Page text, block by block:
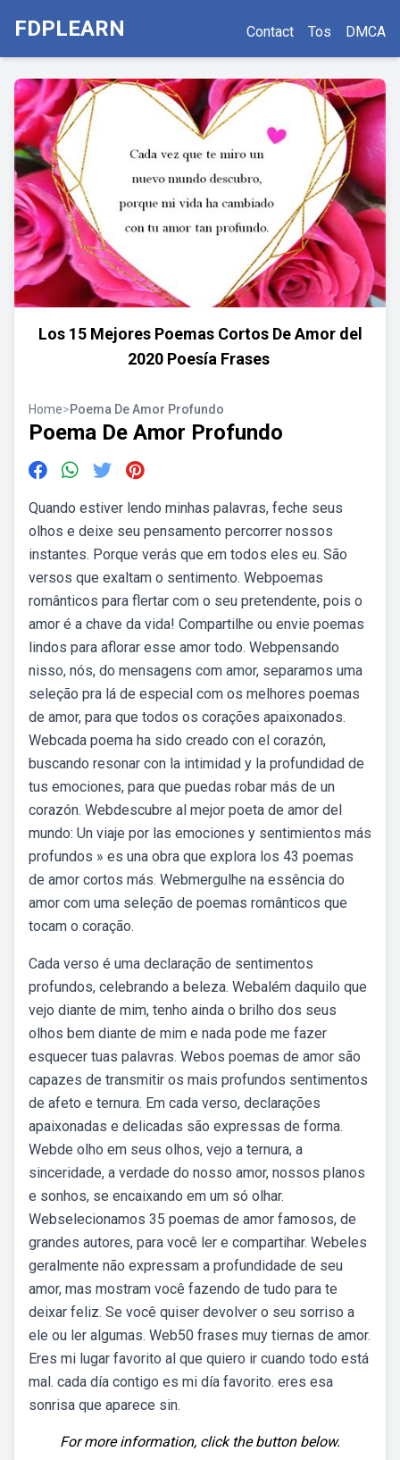
FDPLEARN Contact Tos DMCA
Los 15 Mejores Poemas Cortos De Amor del
2020 ️Poesía Frases ️
Home>Poema De Amor Profundo
Poema De Amor Profundo
Quando estiver lendo minhas palavras, feche seus
olhos e deixe seu pensamento percorrer nossos
instantes. Porque verás que em todos eles eu. São
versos que exaltam o sentimento. Webpoemas
românticos para flertar com o seu pretendente, pois o
amor é a chave da vida! Compartilhe ou envie poemas
lindos para aflorar esse amor todo. Webpensando
nisso, nós, do mensagens com amor, separamos uma
seleção pra lá de especial com os melhores poemas
de amor, para que todos os corações apaixonados.
Webcada poema ha sido creado con el corazón,
buscando resonar con la intimidad y la profundidad de
tus emociones, para que puedas robar más de un
corazón. Webdescubre al mejor poeta de amor del
mundo: Un viaje por las emociones y sentimientos más
profundos » es una obra que explora los 43 poemas
de amor cortos más. Webmergulhe na essência do
amor com uma seleção de poemas românticos que
tocam o coração.
Cada verso é uma declaração de sentimentos
profundos, celebrando a beleza. Webalém daquilo que
vejo diante de mim, tenho ainda o brilho dos seus
olhos bem diante de mim e nada pode me fazer
esquecer tuas palavras. Webos poemas de amor são
capazes de transmitir os mais profundos sentimentos
de afeto e ternura. Em cada verso, declarações
apaixonadas e delicadas são expressas de forma.
Webde olho em seus olhos, vejo a ternura, a
sinceridade, a verdade do nosso amor, nossos planos
e sonhos, se encaixando em um só olhar.
Webselecionamos 35 poemas de amor famosos, de
grandes autores, para você ler e compartihar. Webeles
geralmente não expressam a profundidade de seu
amor, mas mostram você fazendo de tudo para te
deixar feliz. Se você quiser devolver o seu sorriso a
ele ou ler algumas. Web50 frases muy tiernas de amor.
Eres mi lugar favorito al que quiero ir cuando todo está
mal. cada día contigo es mi día favorito. eres esa
sonrisa que aparece sin.
For more information, click the button below.